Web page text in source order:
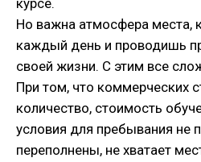
курсе.
Но важна атмосфера места,
каждый день и проводишь
своей жизни. С этим все
При том, что коммерческих
количество, стоимость
условия для пребывания не
переполнены, не хватает